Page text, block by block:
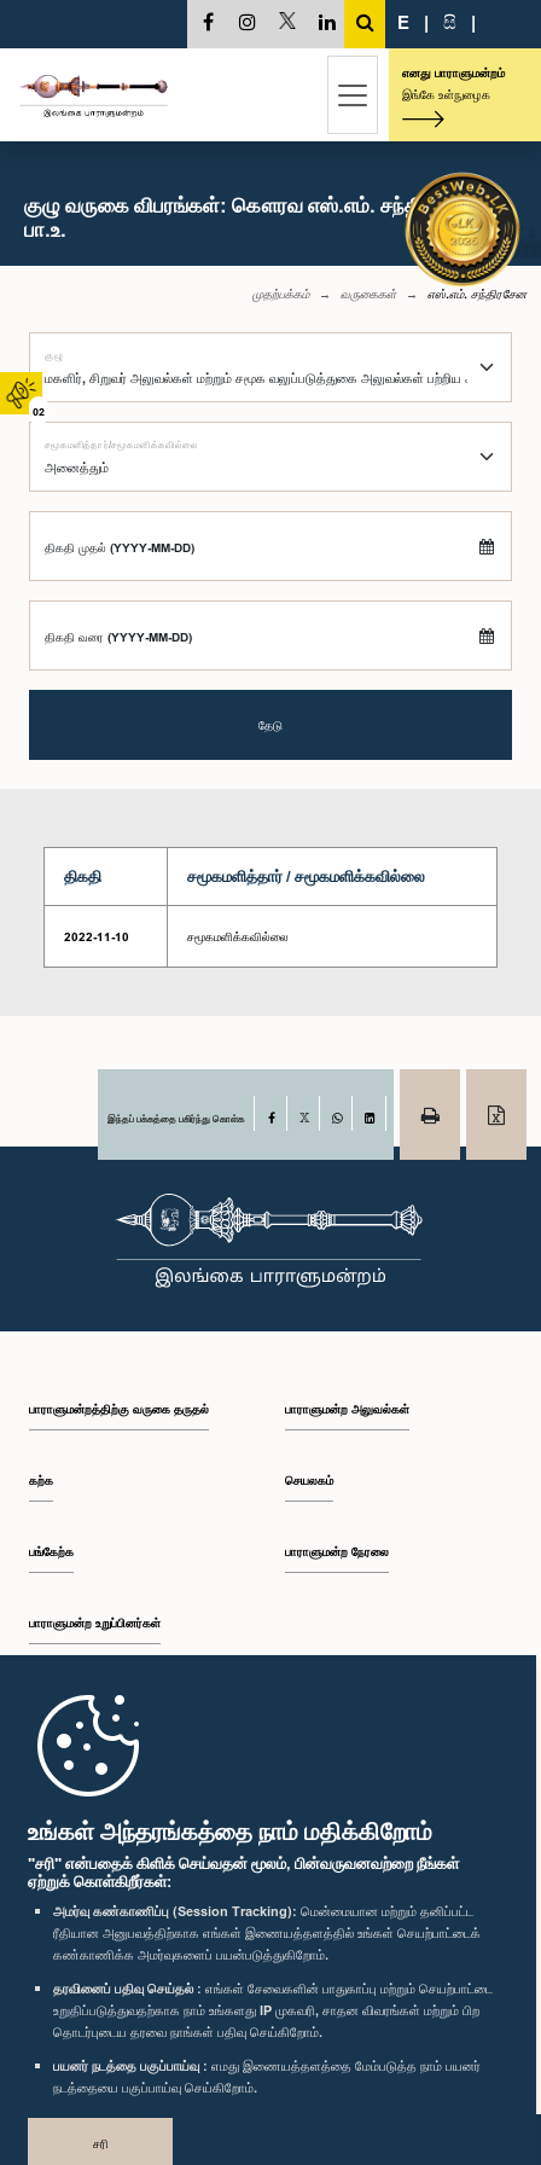
உங்கள் அந்தரங்கத்தை நாம் மதிக்கிறோம்
"சரி" என்பதைக் கிளிக் செய்வதன் மூலம், பின்வருவனவற்றை நீங்கள்
ஏற்றுக் கொள்கிறீர்கள்:
அமர்வு கண்காணிப்பு (Session Tracking): மென்மையான மற்றும் தனிப்பட்ட
ரீதியான அனுபவத்திற்காக எங்கள் இணையத்தளத்தில் உங்கள் செயற்பாட்டைக்
கண்காணிக்க அமர்வுகளைப் பயன்படுத்துகிறோம்.
தரவினைப் பதிவு செய்தல் : எங்கள் சேவைகளின் பாதுகாப்பு மற்றும் செயற்பாட்டை
உறுதிப்படுத்துவதற்காக நாம் உங்களது IP முகவரி, சாதன விவரங்கள் மற்றும் பிற
தொடர்புடைய தரவை நாங்கள் பதிவு செய்கிறோம்.
பயனர் நடத்தை பகுப்பாய்வு : எமது இணையத்தளத்தை மேம்படுத்த நாம் பயனர்
நடத்தையை பகுப்பாய்வு செய்கிறோம்.
சரி
02
E | සි |
எனது பாராளுமன்றம்
இங்கே உள்நுழைக
குழு வருகை விபரங்கள்: கௌரவ எஸ்.எம். சந்திரசேன,
பா.உ.
முதற்பக்கம் வருகைகள் எஸ்.எம். சந்திரசேன
குழு
சமூகமளித்தார்/சமூகமளிக்கவில்லை
திகதி முதல் (YYYY-MM-DD)
திகதி வரை (YYYY-MM-DD)
தேடு
திகதி சமூகமளித்தார் / சமூகமளிக்கவில்லை
2022-11-10 சமூகமளிக்கவில்லை
இந்தப் பக்கத்தை பகிர்ந்து கொள்க Facebook
பாராளுமன்றத்திற்கு வருகை தருதல்
கற்க
பங்கேற்க
பாராளுமன்ற உறுப்பினர்கள்
முதற்பக்கம்
பாராளுமன்ற அலுவல்கள்
செயலகம்
பாராளுமன்ற நேரலை
பாராளுமன்ற கையடக்க செயலி
எம்மை பின்தொடர்க :
விருதுகள்
தனியுரிமைக் கொள்கை